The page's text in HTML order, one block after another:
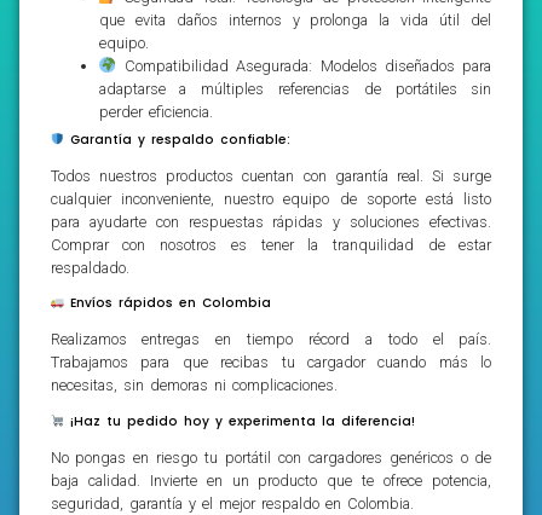
que evita daños internos y prolonga la vida útil del
equipo.
Compatibilidad Asegurada: Modelos diseñados para
adaptarse a múltiples referencias de portátiles sin
perder eficiencia.
Garantía y respaldo confiable:
Todos nuestros productos cuentan con garantía real. Si surge
cualquier inconveniente, nuestro equipo de soporte está listo
para ayudarte con respuestas rápidas y soluciones efectivas.
Comprar con nosotros es tener la tranquilidad de estar
respaldado.
Envíos rápidos en Colombia
Realizamos entregas en tiempo récord a todo el país.
Trabajamos para que recibas tu cargador cuando más lo
necesitas, sin demoras ni complicaciones.
¡Haz tu pedido hoy y experimenta la diferencia!
No pongas en riesgo tu portátil con cargadores genéricos o de
baja calidad. Invierte en un producto que te ofrece potencia,
seguridad, garantía y el mejor respaldo en Colombia.